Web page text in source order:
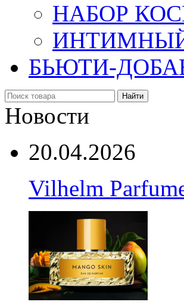
НАБОР
БЬЮТИ-
Найти
Новости
20.04.2026
Vilhelm